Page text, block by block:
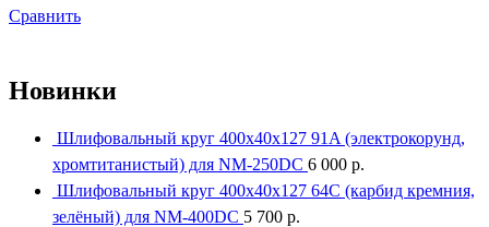
Сравнить
Новинки
Шлифовальный круг 400x40x127 91A (электрокорунд,
хромтитанистый) для NM-250DC 6 000 р.
Шлифовальный круг 400x40x127 64С (карбид кремния,
зелёный) для NM-400DC 5 700 р.